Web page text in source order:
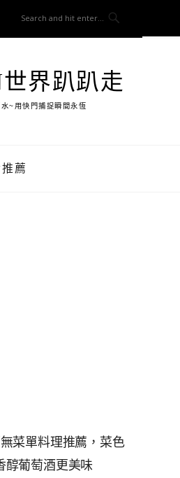
界趴趴走
~用快門捕捉瞬間永恆
薦
菜單料理推薦，菜色
醇葡萄酒更美味